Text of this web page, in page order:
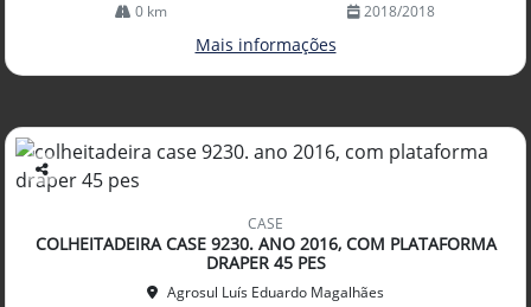
0 km 2018/2018
Mais informações
Co
arti
lhe
CASE
COLHEITADEIRA CASE 9230. ANO 2016, COM PLATAFORMA
DRAPER 45 PES
Agrosul Luís Eduardo Magalhães